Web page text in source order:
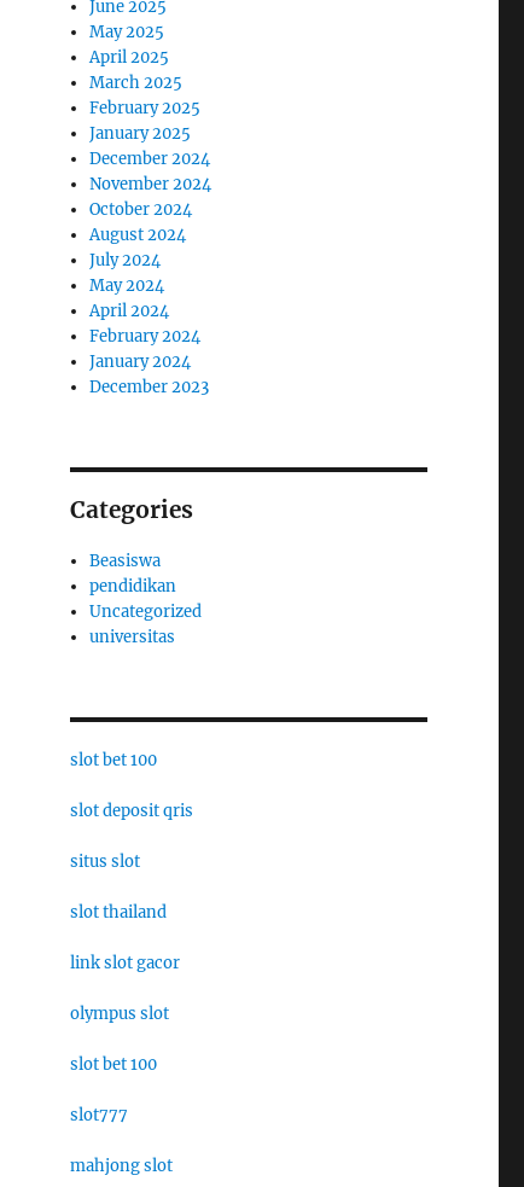
June 2025
May 2025
April 2025
March 2025
February 2025
January 2025
December 2024
November 2024
October 2024
August 2024
July 2024
May 2024
April 2024
February 2024
January 2024
December 2023
Categories
Beasiswa
pendidikan
Uncategorized
universitas
slot bet 100
slot deposit qris
situs slot
slot thailand
link slot gacor
olympus slot
slot bet 100
slot777
mahjong slot